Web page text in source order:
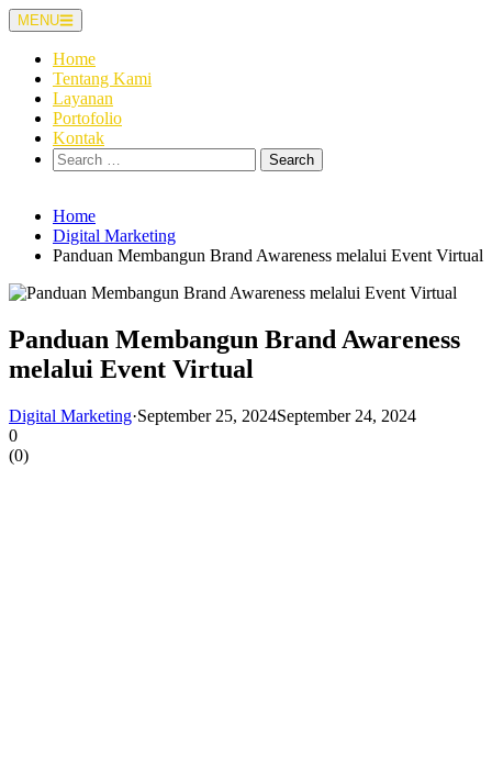
Skip
to
content
MENU
Home
Tentang Kami
Layanan
Portofolio
Kontak
Search
for:
Home
Digital Marketing
Panduan Membangun Brand Awareness melalui Event Virtual
Panduan Membangun Brand Awareness
melalui Event Virtual
Digital Marketing·September 25, 2024September 24, 2024
0
(0)